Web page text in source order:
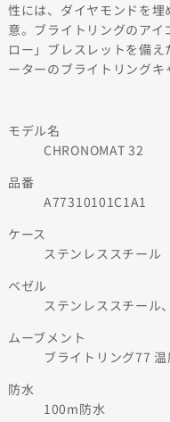
性には、ダイヤモンドを
意。ブライトリングのア
ロー」ブレスレットを備
ーターのブライトリングキ
モデル名
CHRONOMAT 32
品番
A77310101C1A1
ケース
ステンレススチール
ベゼル
ステンレススチール
ムーブメント
ブライトリング77
防水
100m防水